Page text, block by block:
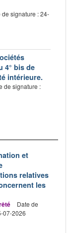
de signature : 24-
4° bis de
intérieure.
de signature :
et
relatives
les
Date de
07-2026